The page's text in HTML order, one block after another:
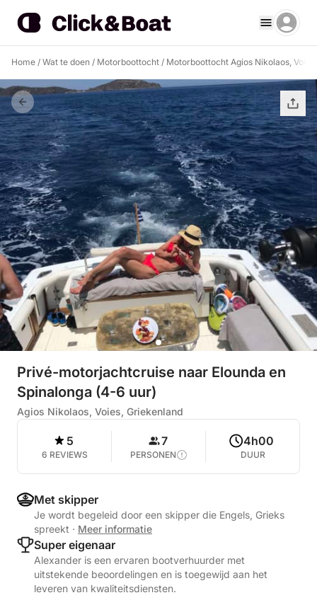
Home / Wat te doen / Motorboottocht / Motorboottocht Agios Nikolaos, Voies
Privé-motorjachtcruise naar Elounda en
Spinalonga (4-6 uur)
Agios Nikolaos, Voies, Griekenland
5
6 REVIEWS
7
PERSONEN
4h00
DUUR
Met skipper
Je wordt begeleid door een skipper die Engels, Grieks
spreekt · Meer informatie
Super eigenaar
Alexander is een ervaren bootverhuurder met
uitstekende beoordelingen en is toegewijd aan het
leveren van kwaliteitsdiensten.